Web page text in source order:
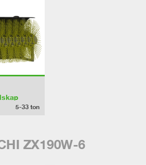
5-33ton
ZX190W-6